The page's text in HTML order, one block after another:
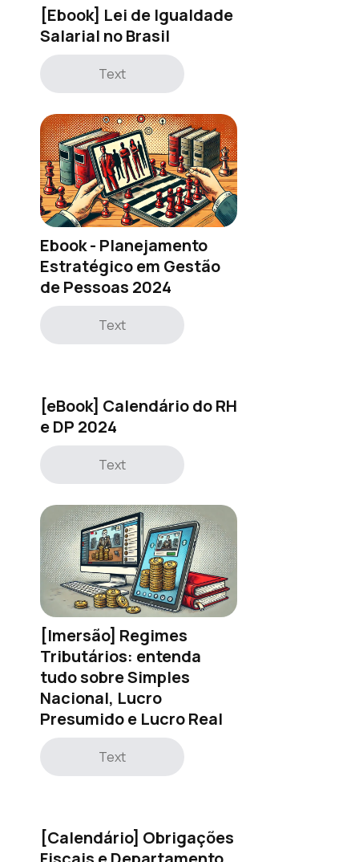
[Ebook] Lei de Igualdade
Salarial no Brasil
Text
Ebook - Planejamento
Estratégico em Gestão
de Pessoas 2024
Text
[eBook] Calendário do RH
e DP 2024
Text
[Imersão] Regimes
Tributários: entenda
tudo sobre Simples
Nacional, Lucro
Presumido e Lucro Real
Text
[Calendário] Obrigações